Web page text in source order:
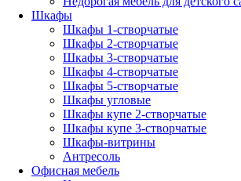
Шкафы
Шкафы 1-створчатые
Шкафы 2-створчатые
Шкафы 3-створчатые
Шкафы 4-створчатые
Шкафы 5-створчатые
Шкафы угловые
Шкафы купе 2-створчатые
Шкафы купе 3-створчатые
Шкафы-витрины
Антресоль
Офисная мебель